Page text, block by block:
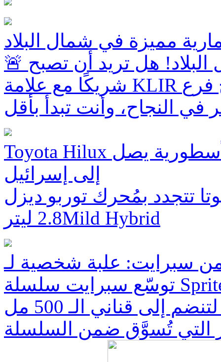
🚨 فرصة استثمارية مميزة في شمال البلاد! هل تريد أن تصبح
شريكًا مع علامة KLIR الرائدة؟ 🚀 افتح فرع KLIR واربح
في النجاح، وأنت تبدأ بأقل
Toyota Hilux الجديد: الجيل القادم للمركبة الأسطورية يصل
إلى إسرائيل
تتجدد بمُحرك توربو ديزل
2.8 ليترMild Hybrid
توسّع سبرايت سلسلة Sprite ZERO ليمون نعناع عبر إطلاق
علبة شخصية بسعة 330 مل، لتنضم إلى قناني الـ 500 مل